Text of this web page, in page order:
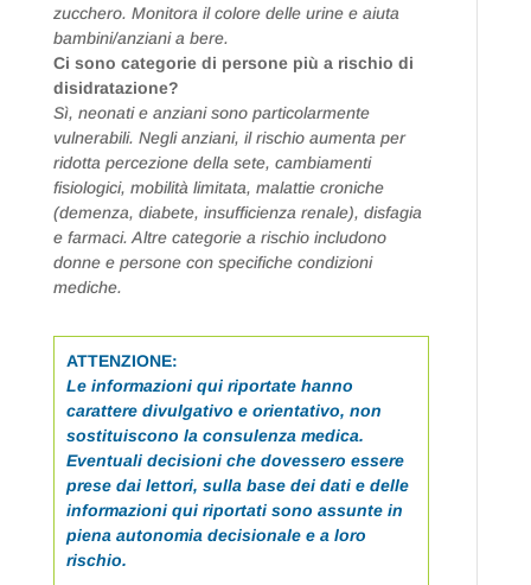
zucchero. Monitora il colore delle urine e aiuta
bambini/anziani a bere.
Ci sono categorie di persone più a rischio di
disidratazione?
Sì, neonati e anziani sono particolarmente
vulnerabili. Negli anziani, il rischio aumenta per
ridotta percezione della sete, cambiamenti
fisiologici, mobilità limitata, malattie croniche
(demenza, diabete, insufficienza renale), disfagia
e farmaci. Altre categorie a rischio includono
donne e persone con specifiche condizioni
mediche.
ATTENZIONE:
Le informazioni qui riportate hanno
carattere divulgativo e orientativo, non
sostituiscono la consulenza medica.
Eventuali decisioni che dovessero essere
prese dai lettori, sulla base dei dati e delle
informazioni qui riportati sono assunte in
piena autonomia decisionale e a loro
rischio.